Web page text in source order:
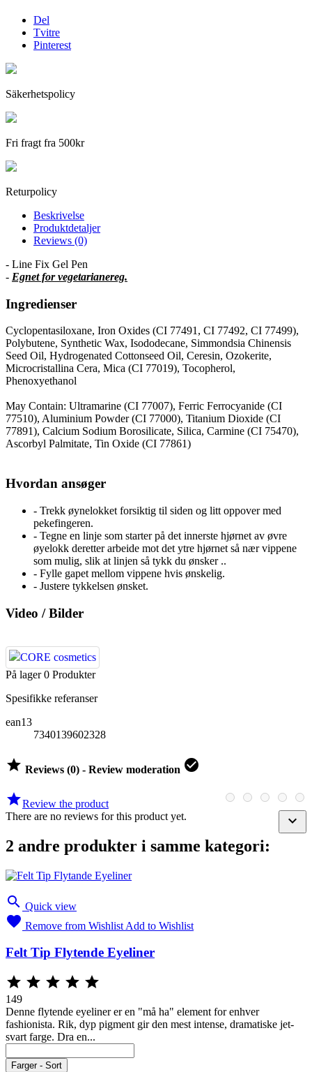
Del
Tvitre
Pinterest
Säkerhetspolicy
Fri fragt fra 500kr
Returpolicy
Beskrivelse
Produktdetaljer
Reviews (0)
- Line Fix Gel Pen
- Egnet for vegetarianereg.
Ingredienser
Cyclopentasiloxane, Iron Oxides (CI 77491, CI 77492, CI 77499),
Polybutene, Synthetic Wax, Isododecane, Simmondsia Chinensis
Seed Oil, Hydrogenated Cottonseed Oil, Ceresin, Ozokerite,
Microcristallina Cera, Mica (CI 77019), Tocopherol,
Phenoxyethanol
May Contain: Ultramarine (CI 77007), Ferric Ferrocyanide (CI
77510), Aluminium Powder (CI 77000), Titanium Dioxide (CI
77891), Calcium Sodium Borosilicate, Silica, Carmine (CI 75470),
Ascorbyl Palmitate, Tin Oxide (CI 77861)
Hvordan ansøger
- Trekk øynelokket forsiktig til siden og litt oppover med
pekefingeren.
- Tegne en linje som starter på det innerste hjørnet av øvre
øyelokk deretter arbeide mot det ytre hjørnet så nær vippene
som mulig, slik at linjen så tykk du ønsker ..
- Fylle gapet mellom vippene hvis ønskelig.
- Justere tykkelsen ønsket.
Video / Bilder
På lager 0 Produkter
Spesifikke referanser
ean13
7340139602328
 Reviews (0) - Review moderation 
Review the product

There are no reviews for this product yet.
2 andre produkter i samme kategori:
 Quick view
 Remove from Wishlist Add to Wishlist
Felt Tip Flytende Eyeliner
    
149
Denne flytende eyeliner er en "må ha" element for enhver
fashionista. Rik, dyp pigment gir den mest intense, dramatiske jet-
svart farge. Dra en...
Farger - Sort